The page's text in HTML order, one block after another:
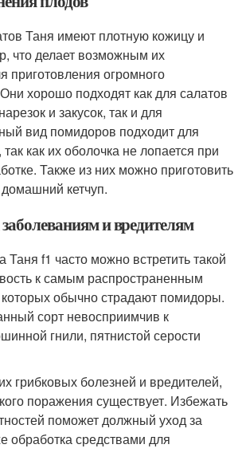
Таня имеют плотную кожицу и
что делает возможным их
приготовления огромного
хорошо подходят как для салатов
и закусок, так и для
вид помидоров подходит для
как их оболочка не лопается при
Также из них можно приготовить
кетчуп.
и вредителям
Таня f1 часто можно встретить такой
к самым распространенным
обычно страдают помидоры.
сорт невосприимчив к
гнили, пятнистой серости
грибковых болезней и вредителей,
поражения существует. Избежать
поможет должный уход за
обработка средствами для